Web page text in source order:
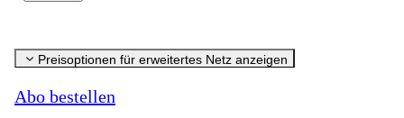
Preisoptionen für erweitertes Netz anzeigen
Abo bestellen